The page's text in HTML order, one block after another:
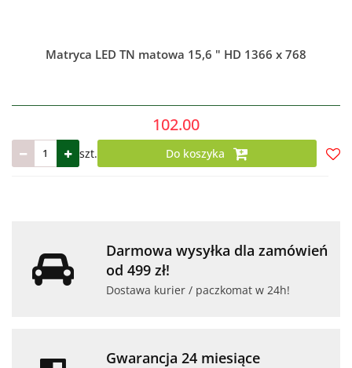
Matryca LED TN matowa 15,6 " HD 1366 x 768
102.00
szt. Do koszyka
Darmowa wysyłka dla zamówień
od 499 zł!
Dostawa kurier / paczkomat w 24h!
Gwarancja 24 miesiące